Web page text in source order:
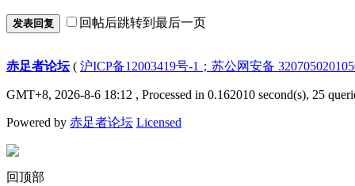
发表回复 回帖后跳转到最后一页
赤足者论坛( 沪ICP备12003419号-1；苏公网安备
GMT+8, 2026-8-6 18:12 , Processed in 0.162010 second(s), 25
Powered by 赤足者论坛 Licensed
回顶部